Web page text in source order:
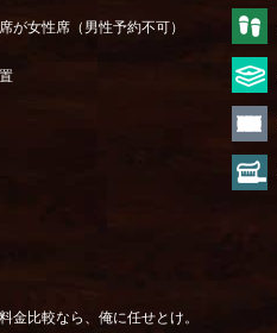
が女性席（男性予約不可）
金比較なら、俺に任せとけ。